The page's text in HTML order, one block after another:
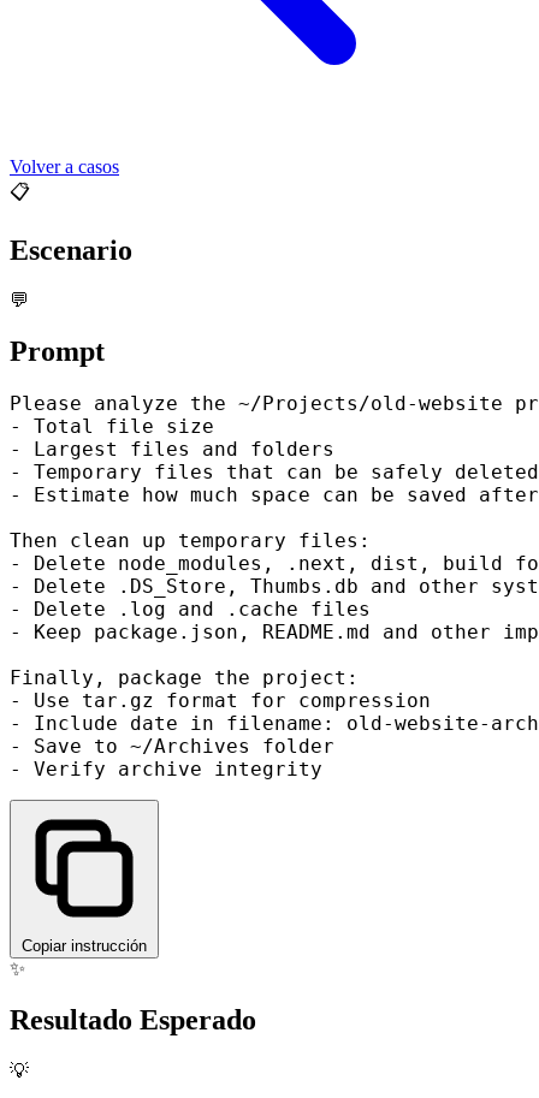
Volver a casos
📋
Escenario
💬
Prompt
Please analyze the ~/Projects/old-website
- Total file size
- Largest files and folders
- Temporary files that can be safely
- Estimate how much space can be saved
Then clean up temporary files:
- Delete node_modules, .next, dist, build
- Delete .DS_Store, Thumbs.db and other
- Delete .log and .cache files
- Keep package.json, README.md and other
Finally, package the project:
- Use tar.gz format for compression
- Include date in filename: old-website-
- Save to ~/Archives folder
Copiar instrucción
✨
Resultado Esperado
💡